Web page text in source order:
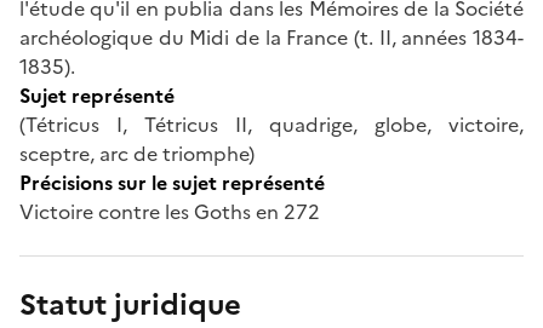
l'étude qu'il en publia dans les Mémoires de la Société
archéologique du Midi de la France (t. II, années 1834-
1835).
Sujet représenté
(Tétricus I, Tétricus II, quadrige, globe, victoire,
sceptre, arc de triomphe)
Précisions sur le sujet représenté
Victoire contre les Goths en 272
Statut juridique